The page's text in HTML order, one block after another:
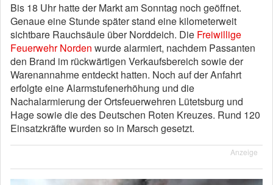
Bis 18 Uhr hatte der Markt am Sonntag noch geöffnet.
Genaue eine Stunde später stand eine kilometerweit
sichtbare Rauchsäule über Norddeich. Die Freiwillige
Feuerwehr Norden wurde alarmiert, nachdem Passanten
den Brand im rückwärtigen Verkaufsbereich sowie der
Warenannahme entdeckt hatten. Noch auf der Anfahrt
erfolgte eine Alarmstufenerhöhung und die
Nachalarmierung der Ortsfeuerwehren Lütetsburg und
Hage sowie die des Deutschen Roten Kreuzes. Rund 120
Einsatzkräfte wurden so in Marsch gesetzt.
Anzeige